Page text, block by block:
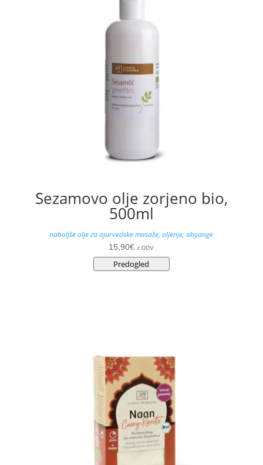
Sezamovo olje zorjeno bio,
500ml
naboljše olje za ajurvedske masaže, oljenje, abyange
15,90€ z DDV
Predogled